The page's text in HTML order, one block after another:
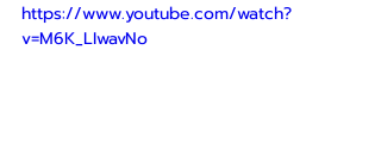
https://www.youtube.com/watch?
v=M6K_LIwavNo